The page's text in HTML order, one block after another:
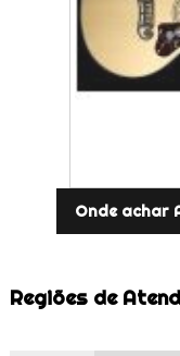
Onde achar
Regiões de